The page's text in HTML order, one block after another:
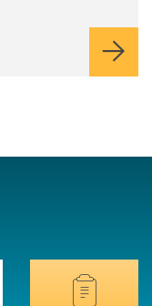
immediata?
Hai bisogno di